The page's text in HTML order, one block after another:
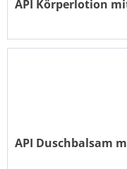
API Körperlotion
6,75 € *
API Duschbalsam